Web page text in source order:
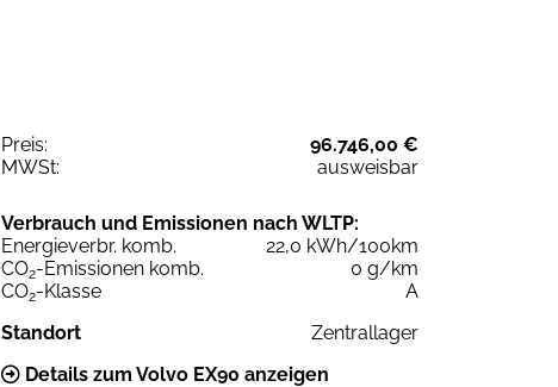
Preis:
96.746,00 €
MWSt:
ausweisbar
Verbrauch und Emissionen nach WLTP:
Energieverbr. komb.
22,0 kWh/100km
CO2-Emissionen komb.
0 g/km
CO2-Klasse
A
Standort
Zentrallager
Details zum Volvo EX90 anzeigen